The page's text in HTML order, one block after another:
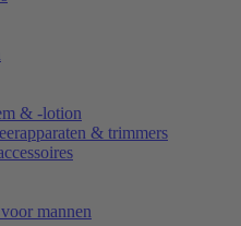
& -lotion
& trimmers
mannen